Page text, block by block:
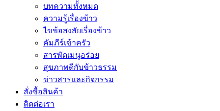
บทความทั้งหมด
ความรู้เรื่องข้าว
ไขข้อสงสัยเรื่องข้าว
คัมภีร์เข้าครัว
สารพัดเมนูอร่อย
สุขภาพดีกับข้าวธรรม
ข่าวสารและกิจกรรม
สั่งซื้อสินค้า
ติดต่อเรา